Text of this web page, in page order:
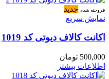
فروخته شده جدید
نمایش سریع
اکانت کالاف دیوتی کد 1019
500,000 تومان
اطلاعات بیشتر